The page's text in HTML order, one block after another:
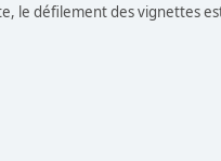
le défilement des vignettes